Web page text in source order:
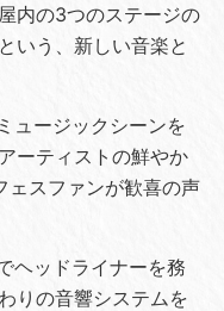
内の3つのステージの
いう、新しい⾳楽と
ュージックシーンを
ーティストの鮮やか
ェスファンが歓喜の声
ヘッドライナーを務
りの⾳響システムを